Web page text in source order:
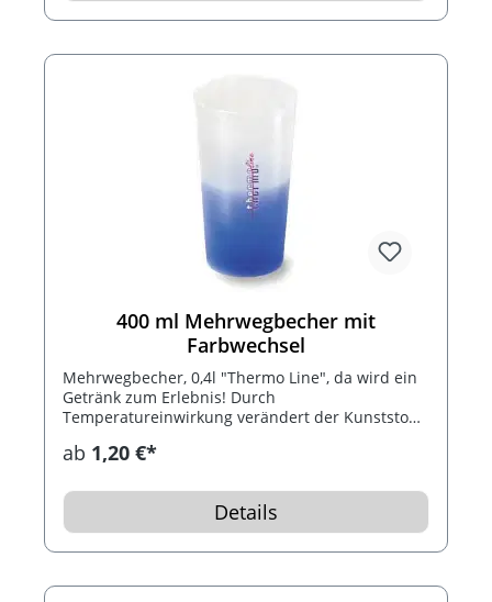
400 ml Mehrwegbecher mit
Farbwechsel
Mehrwegbecher, 0,4l "Thermo Line", da wird ein
Getränk zum Erlebnis! Durch
Temperatureinwirkung verändert der Kunststoff
Ausführungen möglich.
ab 1,20 €*
Details